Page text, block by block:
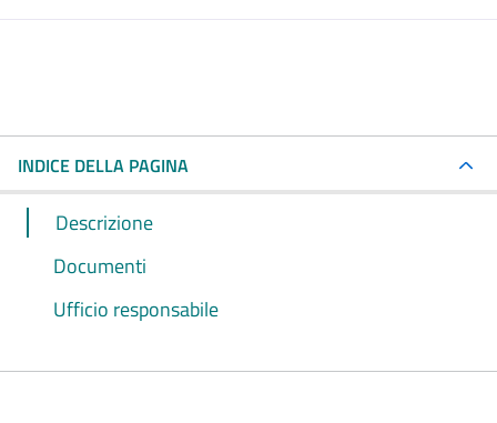
INDICE DELLA PAGINA
Descrizione
Documenti
Ufficio responsabile